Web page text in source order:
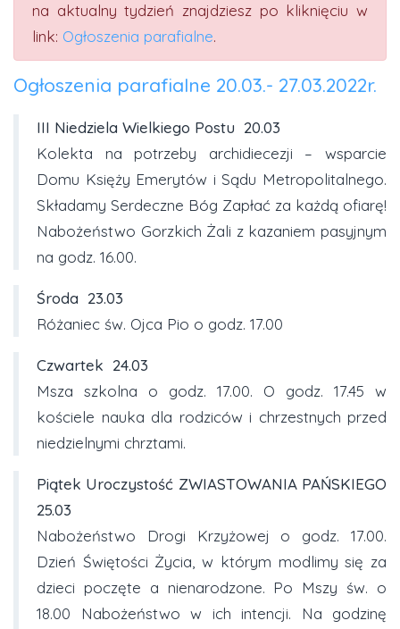
na aktualny tydzień znajdziesz po kliknięciu w
link: Ogłoszenia parafialne.
Ogłoszenia parafialne 20.03.- 27.03.2022r.
III Niedziela Wielkiego Postu 20.03
Kolekta na potrzeby archidiecezji – wsparcie
Domu Księży Emerytów i Sądu Metropolitalnego.
Składamy Serdeczne Bóg Zapłać za każdą ofiarę!
Nabożeństwo Gorzkich Żali z kazaniem pasyjnym
na godz. 16.00.
Środa 23.03
Różaniec św. Ojca Pio o godz. 17.00
Czwartek 24.03
Msza szkolna o godz. 17.00. O godz. 17.45 w
kościele nauka dla rodziców i chrzestnych przed
niedzielnymi chrztami.
Piątek Uroczystość ZWIASTOWANIA PAŃSKIEGO
25.03
Nabożeństwo Drogi Krzyżowej o godz. 17.00.
Dzień Świętości Życia, w którym modlimy się za
dzieci poczęte a nienarodzone. Po Mszy św. o
18.00 Nabożeństwo w ich intencji. Na godzinę